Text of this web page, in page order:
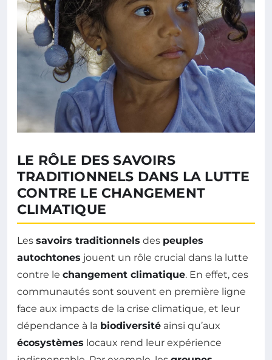
LE RÔLE DES SAVOIRS
TRADITIONNELS DANS LA LUTTE
CONTRE LE CHANGEMENT
CLIMATIQUE
Les savoirs traditionnels des peuples
autochtones jouent un rôle crucial dans la lutte
contre le changement climatique. En effet, ces
communautés sont souvent en première ligne
face aux impacts de la crise climatique, et leur
dépendance à la biodiversité ainsi qu’aux
écosystèmes locaux rend leur expérience